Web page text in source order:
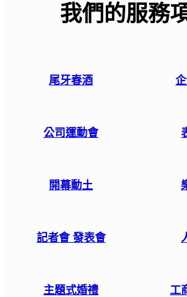
我們的服務
尾牙春酒
公司運動會
開幕動土
記者會 發表會
主題式婚禮 工